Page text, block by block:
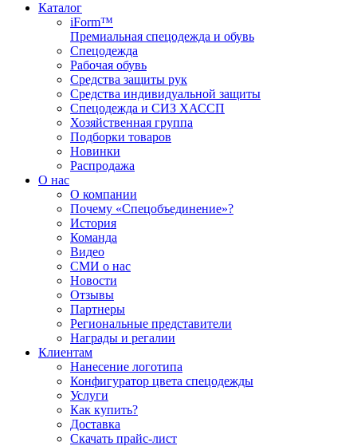
Каталог
iForm™
Премиальная спецодежда и обувь
Спецодежда
Рабочая обувь
Средства защиты рук
Средства индивидуальной защиты
Спецодежда и СИЗ ХАССП
Хозяйственная группа
Подборки товаров
Новинки
Распродажа
О нас
О компании
Почему «Спецобъединение»?
История
Команда
Видео
СМИ о нас
Новости
Отзывы
Партнеры
Региональные представители
Награды и регалии
Клиентам
Нанесение логотипа
Конфигуратор цвета спецодежды
Услуги
Как купить?
Доставка
Скачать прайс-лист